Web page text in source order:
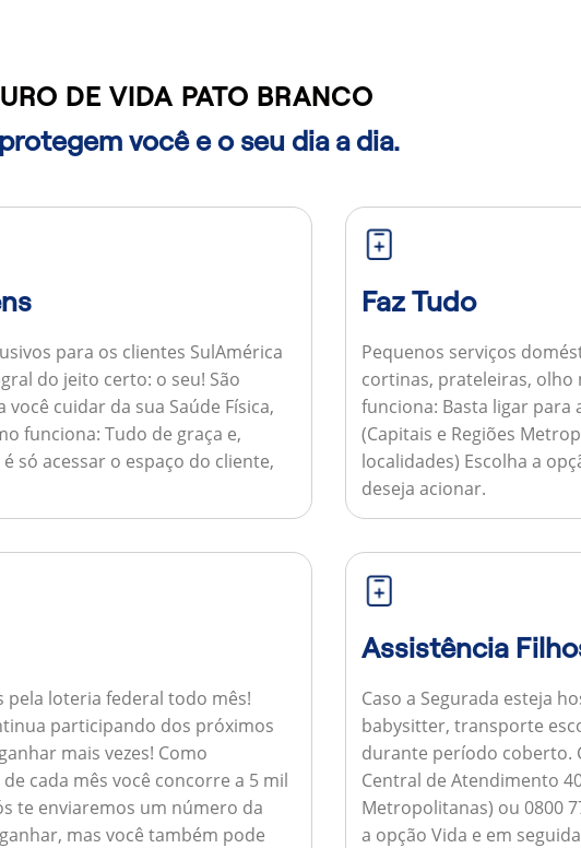
DE VIDA PATO BRANCO
você e o seu dia a dia.
para os clientes SulAmérica
do jeito certo: o seu! São
cuidar da sua Saúde Física,
funciona: Tudo de graça e,
só acessar o espaço do cliente,
Faz Tudo
Pequenos serviços
cortinas, prateleiras, olho
funciona: Basta ligar para
(Capitais e Regiões
localidades) Escolha a
deseja acionar.
pela loteria federal todo mês!
participando dos próximos
mais vezes! Como
cada mês você concorre a 5 mil
te enviaremos um número da
mas você também pode
Assistência
Caso a Segurada esteja
babysitter, transporte
durante período coberto.
Central de Atendimento
Metropolitanas) ou 0800
a opção Vida e em